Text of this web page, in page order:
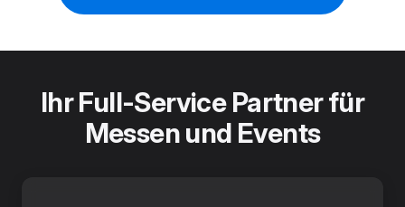
Ihr Full-Service Partner für
Messen und Events